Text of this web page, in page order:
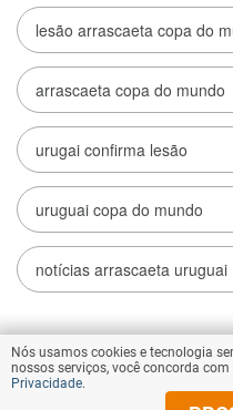
Nós usamos cookies e tecnologia
nossos serviços, você concorda
Privacidade.